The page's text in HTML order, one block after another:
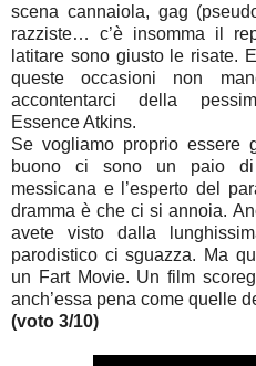
scena cannaiola, gag
razziste… c’è insomma il
latitare sono giusto le risate.
queste occasioni non
accontentarci della
Essence Atkins.
Se vogliamo proprio essere
buono ci sono un paio di
messicana e l’esperto del
dramma è che ci si annoia.
avete visto dalla
parodistico ci sguazza. Ma
un Fart Movie. Un film
anch’essa pena come quelle
(voto 3/10)